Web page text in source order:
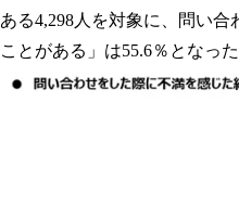
ある4,298人を対象に、問い
ことがある」は55.6％となった